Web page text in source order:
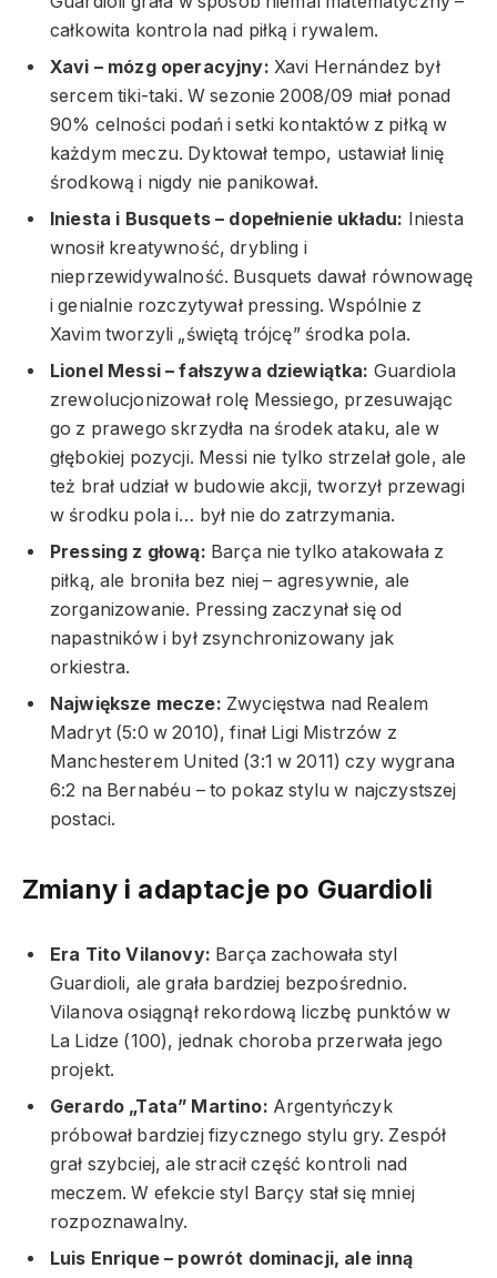
całkowita kontrola nad piłką i rywalem.
Xavi – mózg operacyjny: Xavi Hernández był
sercem tiki-taki. W sezonie 2008/09 miał ponad
90% celności podań i setki kontaktów z piłką w
każdym meczu. Dyktował tempo, ustawiał linię
środkową i nigdy nie panikował.
Iniesta i Busquets – dopełnienie układu: Iniesta
wnosił kreatywność, drybling i
nieprzewidywalność. Busquets dawał równowagę
i genialnie rozczytywał pressing. Wspólnie z
Xavim tworzyli „świętą trójcę” środka pola.
Lionel Messi – fałszywa dziewiątka: Guardiola
zrewolucjonizował rolę Messiego, przesuwając
go z prawego skrzydła na środek ataku, ale w
głębokiej pozycji. Messi nie tylko strzelał gole, ale
też brał udział w budowie akcji, tworzył przewagi
w środku pola i… był nie do zatrzymania.
Pressing z głową: Barça nie tylko atakowała z
piłką, ale broniła bez niej – agresywnie, ale
zorganizowanie. Pressing zaczynał się od
napastników i był zsynchronizowany jak
orkiestra.
Największe mecze: Zwycięstwa nad Realem
Madryt (5:0 w 2010), finał Ligi Mistrzów z
Manchesterem United (3:1 w 2011) czy wygrana
6:2 na Bernabéu – to pokaz stylu w najczystszej
postaci.
Zmiany i adaptacje po Guardioli
Era Tito Vilanovy: Barça zachowała styl
Guardioli, ale grała bardziej bezpośrednio.
Vilanova osiągnął rekordową liczbę punktów w
La Lidze (100), jednak choroba przerwała jego
projekt.
Gerardo „Tata” Martino: Argentyńczyk
próbował bardziej fizycznego stylu gry. Zespół
grał szybciej, ale stracił część kontroli nad
meczem. W efekcie styl Barçy stał się mniej
rozpoznawalny.
Luis Enrique – powrót dominacji, ale inną